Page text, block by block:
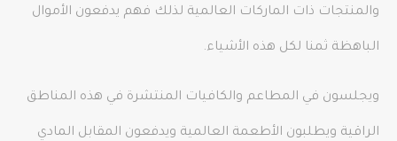
والمنتجات ذات الماركات العالمية لذلك فهم يدفعون الأموال
الباهظة ثمنا لكل هذه الأشياء.
ويجلسون في المطاعم والكافيات المنتشرة في هذه المناطق
الراقية ويطلبون الأطعمة العالمية ويدفعون المقابل المادي